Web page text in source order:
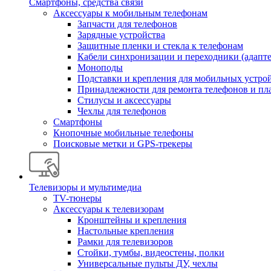
Смартфоны, средства связи
Аксессуары к мобильным телефонам
Запчасти для телефонов
Зарядные устройства
Защитные пленки и стекла к телефонам
Кабели синхронизации и переходники
Моноподы
Подставки и крепления для мобильных
Принадлежности для ремонта телефонов и
Стилусы и аксессуары
Чехлы для телефонов
Смартфоны
Кнопочные мобильные телефоны
Поисковые метки и GPS-трекеры
Телевизоры и мультимедиа
TV-тюнеры
Аксессуары к телевизорам
Кронштейны и крепления
Настольные крепления
Рамки для телевизоров
Стойки, тумбы, видеостены, полки
Универсальные пульты ДУ, чехлы